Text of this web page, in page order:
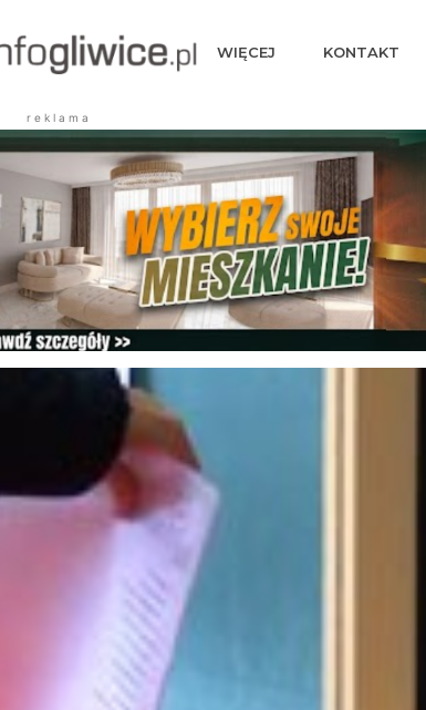
WIĘCEJ KONTAKT
r e k l a m a